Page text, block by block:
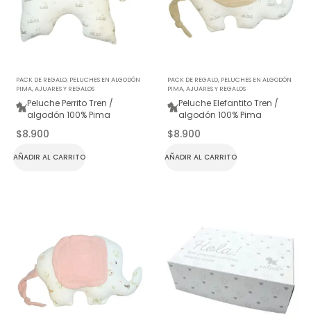
PACK DE REGALO, PELUCHES EN ALGODÓN
PIMA,AJUARES Y REGALOS
Peluche Perrito Tren /
algodón 100% Pima
$8.900
AÑADIR AL CARRITO
PACK DE REGALO, PELUCHES EN ALGODÓN
PIMA,AJUARES Y REGALOS
Peluche Elefantito Tren /
algodón 100% Pima
$8.900
AÑADIR AL CARRITO